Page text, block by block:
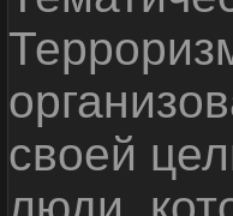
своей